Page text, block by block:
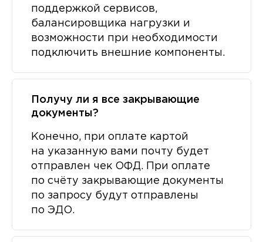
поддержкой сервисов,
балансировщика нагрузки и
возможности при необходимости
подключить внешние компоненты.
Получу ли я все закрывающие
документы?
Конечно, при оплате картой
на указанную вами почту будет
отправлен чек ОФД. При оплате
по счёту закрывающие документы
по запросу будут отправлены
по ЭДО.